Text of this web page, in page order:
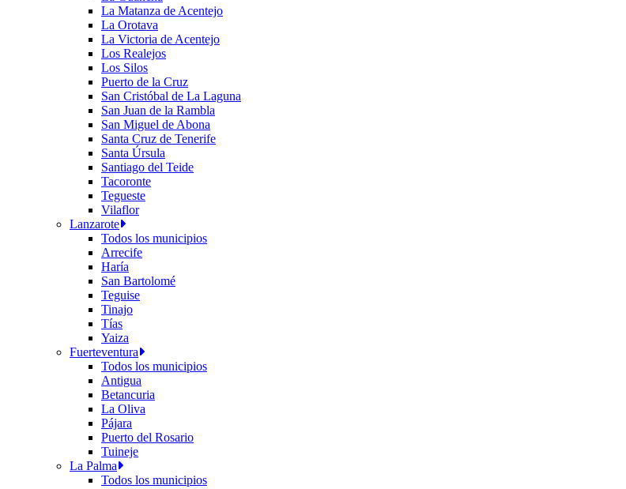
La Matanza de Acentejo
La Orotava
La Victoria de Acentejo
Los Realejos
Los Silos
Puerto de la Cruz
San Cristóbal de La Laguna
San Juan de la Rambla
San Miguel de Abona
Santa Cruz de Tenerife
Santa Úrsula
Santiago del Teide
Tacoronte
Tegueste
Vilaflor
Lanzarote
Todos los municipios
Arrecife
Haría
San Bartolomé
Teguise
Tinajo
Tías
Yaiza
Fuerteventura
Todos los municipios
Antigua
Betancuria
La Oliva
Pájara
Puerto del Rosario
Tuineje
La Palma
Todos los municipios